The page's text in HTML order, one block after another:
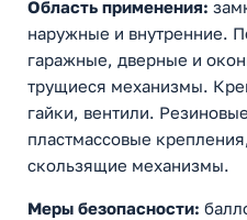
Область применения:
наружные и внутренние.
гаражные, дверные и
трущиеся механизмы.
гайки, вентили.
пластмассовые
скользящие механизмы.
Меры безопасности: